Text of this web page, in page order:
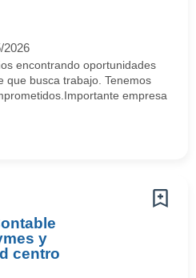
2026
encontrando oportunidades
que busca trabajo. Tenemos
empresa
y
centro